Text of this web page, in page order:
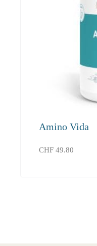
Amino Vida
CHF 49.80